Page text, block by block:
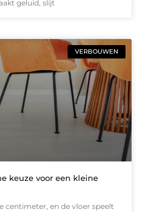
geluid, slijt
VERBOUWEN
keuze voor een kleine
centimeter, en de vloer speelt